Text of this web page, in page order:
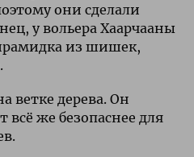
они сделали
у вольера Хаарчааны
из шишек,
ветке дерева. Он
всё же безопаснее для